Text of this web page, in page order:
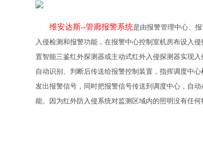
维安达斯--管廊报警系统是由报警管理中心、
入侵检测和报警功能，在报警中心控制室机房布设入
置智能三鉴红外探测器或主动式红外入侵探测器实现入
自动识别、判断后传送给报警控制装置，指挥调度中
发出报警信号 ， 同时把报警信号传送到调度中心，自
能。因为红外防入侵系统对监测区域内的照明没有任